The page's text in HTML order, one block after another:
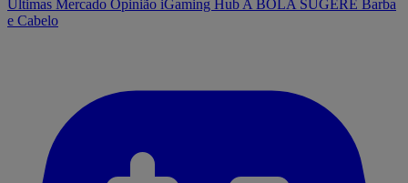
Últimas Mercado Opinião iGaming Hub A BOLA SUGERE Barba
e Cabelo